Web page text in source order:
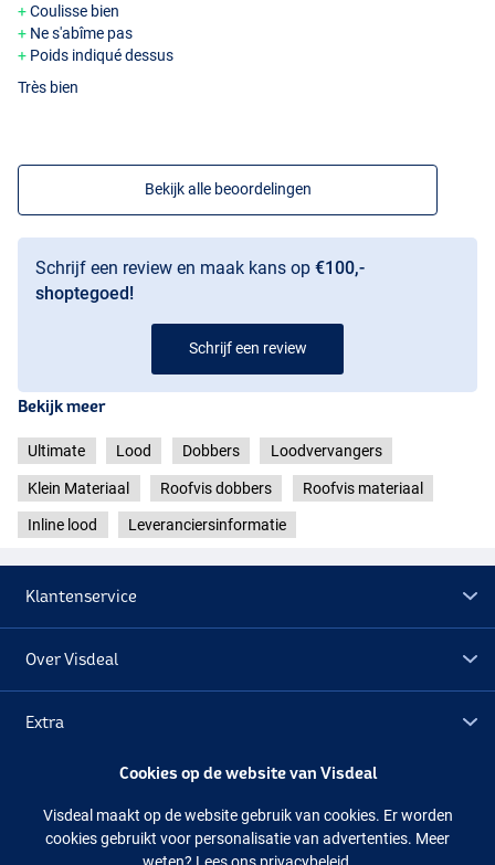
Coulisse bien
Ne s'abîme pas
Poids indiqué dessus
Très bien
Bekijk alle beoordelingen
Schrijf een review en maak kans op €100,-
shoptegoed!
Schrijf een review
Bekijk meer
Ultimate Lood Dobbers Loodvervangers
Klein Materiaal Roofvis dobbers Roofvis materiaal
Inline lood Leveranciersinformatie
Klantenservice
Over Visdeal
Extra
Facebook Instagram
Cookies op de website van Visdeal
Visdeal maakt op de website gebruik van cookies. Er worden
cookies gebruikt voor personalisatie van advertenties. Meer